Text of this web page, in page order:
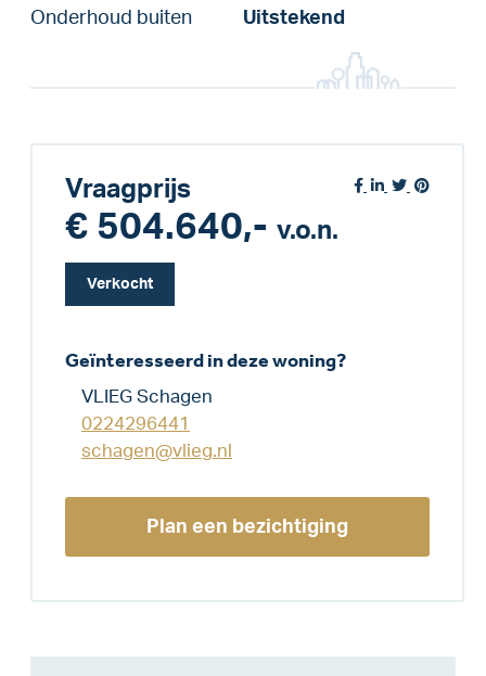
Onderhoud buiten
Uitstekend
Vraagprijs
€ 504.640,- v.o.n.
Verkocht
Geïnteresseerd in deze woning?
VLIEG Schagen
0224296441
schagen@vlieg.nl
Plan een bezichtiging